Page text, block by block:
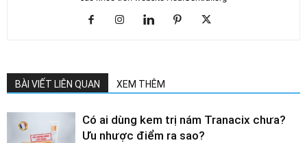
BÀI VIẾT LIÊN QUAN XEM THÊM
Có ai dùng kem trị nám Tranacix chưa?
Ưu nhược điểm ra sao?